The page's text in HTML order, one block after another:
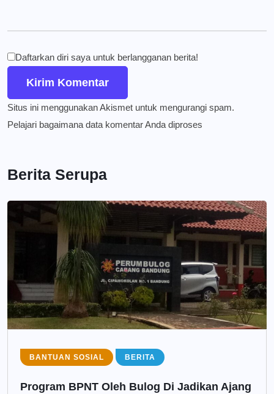
Daftarkan diri saya untuk berlangganan berita!
Situs ini menggunakan Akismet untuk mengurangi spam.
Pelajari bagaimana data komentar Anda diproses
Berita Serupa
BANTUAN SOSIAL BERITA
Program BPNT Oleh Bulog Di Jadikan Ajang